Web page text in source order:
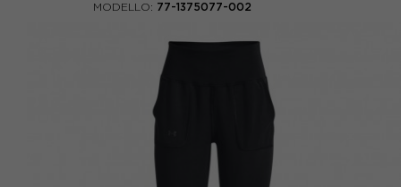
MODELLO: 77-1375077-002